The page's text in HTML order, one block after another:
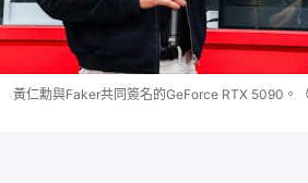
黃仁勳與Faker共同簽名的GeForce RTX 5090。（